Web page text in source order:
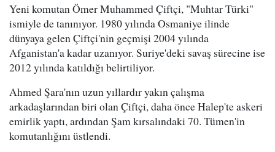
Yeni komutan Ömer Muhammed Çiftçi, "Muhtar Türki"
ismiyle de tanınıyor. 1980 yılında Osmaniye ilinde
dünyaya gelen Çiftçi'nin geçmişi 2004 yılında
Afganistan'a kadar uzanıyor. Suriye'deki savaş sürecine ise
2012 yılında katıldığı belirtiliyor.
Ahmed Şara'nın uzun yıllardır yakın çalışma
arkadaşlarından biri olan Çiftçi, daha önce Halep'te askeri
emirlik yaptı, ardından Şam kırsalındaki 70. Tümen'in
komutanlığını üstlendi.